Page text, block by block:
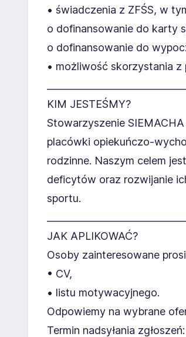
• świadczenia z ZFŚS, w
o dofinansowanie do karty
o dofinansowanie do
• możliwość skorzystania
KIM JESTEŚMY?
Stowarzyszenie
placówki opiekuńczo-
rodzinne. Naszym celem
deficytów oraz rozwijanie
sportu.
JAK APLIKOWAĆ?
Osoby zainteresowane
• CV,
• listu motywacyjnego.
Odpowiemy na wybrane
Termin nadsyłania